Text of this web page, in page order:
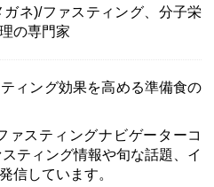
ネ)/ファスティング、分子栄
の専門家
ィング効果を高める準備食の
ァスティングナビゲーターコ
ティング情報や旬な話題、イ
信しています。